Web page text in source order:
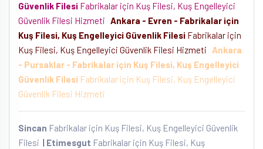
Güvenlik Filesi Fabrikalar için Kuş Filesi, Kuş Engelleyici
Güvenlik Filesi Hizmeti Ankara - Evren - Fabrikalar için
Kuş Filesi, Kuş Engelleyici Güvenlik Filesi Fabrikalar için
Kuş Filesi, Kuş Engelleyici Güvenlik Filesi Hizmeti
Ankara
- Pursaklar - Fabrikalar için Kuş Filesi, Kuş Engelleyici
Güvenlik Filesi Fabrikalar için Kuş Filesi, Kuş Engelleyici
Güvenlik Filesi Hizmeti
Sincan Fabrikalar için Kuş Filesi, Kuş Engelleyici Güvenlik
Filesi | Etimesgut Fabrikalar için Kuş Filesi, Kuş